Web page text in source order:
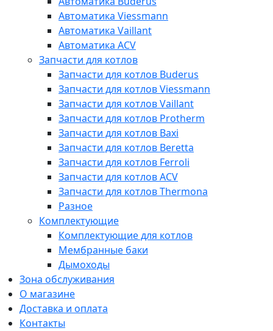
Автоматика Viessmann
Автоматика Vaillant
Автоматика ACV
Запчасти для котлов
Запчасти для котлов Buderus
Запчасти для котлов Viessmann
Запчасти для котлов Vaillant
Запчасти для котлов Protherm
Запчасти для котлов Baxi
Запчасти для котлов Beretta
Запчасти для котлов Ferroli
Запчасти для котлов ACV
Запчасти для котлов Thermona
Разное
Комплектующие
Комплектующие для котлов
Мембранные баки
Дымоходы
Зона обслуживания
О магазине
Доставка и оплата
Контакты